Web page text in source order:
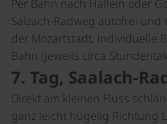
Per Bahn nach Hallein oder
Salzach-Radweg autofrei
der Mozartstadt, individuelle
Bahn (jeweils circa
7. Tag, Saalach-
Direkt am kleinen Fluss
ganz leicht hügelig Richtung